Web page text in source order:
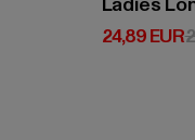
24,89 EUR
Derzeitiger